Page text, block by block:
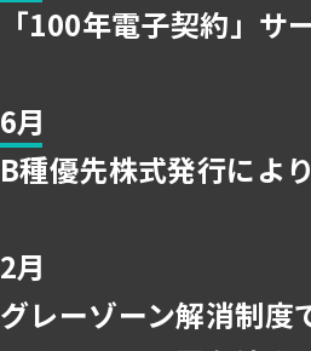
「100年電子契約」サ
6月
B種優先株式発行によ
2月
グレーゾーン解消制度